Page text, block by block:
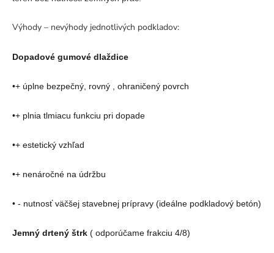
Výhody – nevýhody jednotlivých podkladov:
Dopadové gumové dlaždice
•+ úplne bezpečný, rovný , ohraničený povrch
•+ plnia tlmiacu funkciu pri dopade
•+ estetický vzhľad
•+ nenáročné na údržbu
• - nutnosť väčšej stavebnej prípravy (ideálne podkladový betón)
Jemný drtený štrk ( odporúčame frakciu 4/8)